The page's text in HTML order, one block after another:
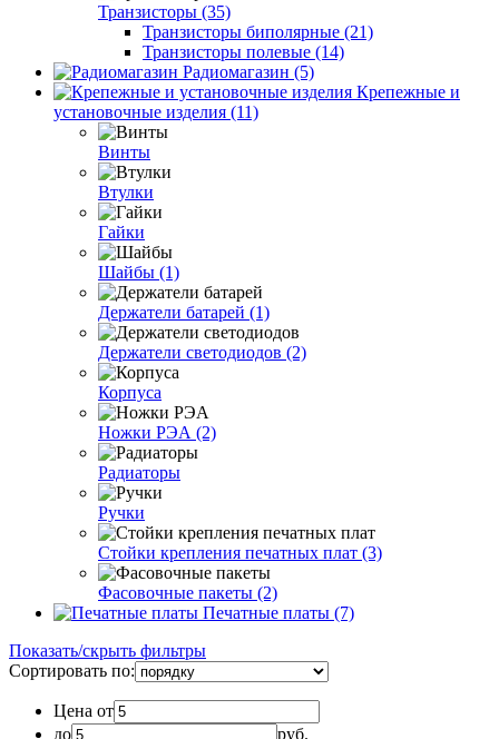
Транзисторы (35)
Транзисторы биполярные (21)
Транзисторы полевые (14)
Радиомагазин (5)
Крепежные и
установочные изделия (11)
Винты
Втулки
Гайки
Шайбы (1)
Держатели батарей (1)
Держатели светодиодов (2)
Корпуса
Ножки РЭА (2)
Радиаторы
Ручки
Стойки крепления печатных плат (3)
Фасовочные пакеты (2)
Печатные платы (7)
Показать/скрыть фильтры
Сортировать по:
Цена от
до
руб.